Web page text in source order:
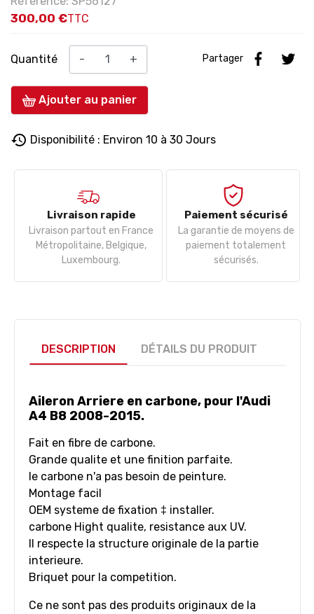
300,00 €TTC
Quantité - +
Ajouter au panier
Partager
history Disponibilité : Environ 10 à 30 Jours
Livraison rapide
Livraison partout en France
Métropolitaine, Belgique,
Luxembourg.
Paiement sécurisé
La garantie de moyens de
paiement totalement
sécurisés.
DESCRIPTION DÉTAILS DU PRODUIT
Aileron Arriere en carbone, pour l'Audi
A4 B8 2008-2015.
Fait en fibre de carbone.
Grande qualite et une finition parfaite.
le carbone n'a pas besoin de peinture.
Montage facil
OEM systeme de fixation ‡ installer.
carbone Hight qualite, resistance aux UV.
Il respecte la structure originale de la partie
interieure.
Briquet pour la competition.
Ce ne sont pas des produits originaux de la